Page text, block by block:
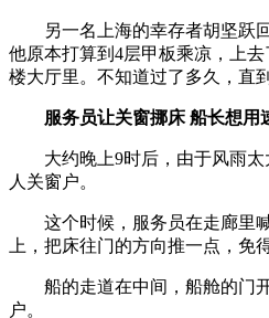
另一名上海的幸存者胡坚跃回
他原本打算到4层甲板乘凉，上
楼大厅里。不知道过了多久，直
服务员让关窗挪床 船长想用
大约晚上9时后，由于风雨太
人关窗户。
这个时候，服务员在走廊里喊
上，把床往门的方向推一点，免
船的走道在中间，船舱的门开
户。